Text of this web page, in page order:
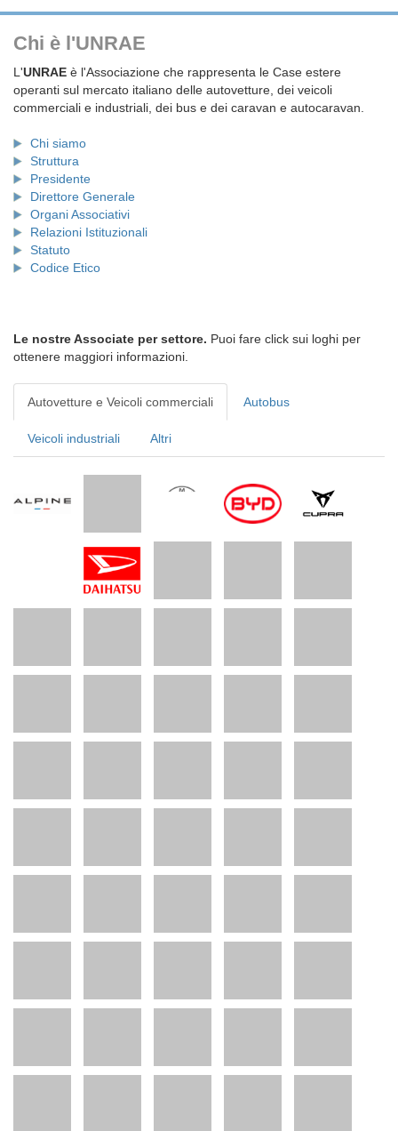
Chi è l'UNRAE
L'UNRAE è l'Associazione che rappresenta le Case estere
operanti sul mercato italiano delle autovetture, dei veicoli
commerciali e industriali, dei bus e dei caravan e autocaravan.
Chi siamo
Struttura
Presidente
Direttore Generale
Organi Associativi
Relazioni Istituzionali
Statuto
Codice Etico
Le nostre Associate per settore. Puoi fare click sui loghi per
ottenere maggiori informazioni.
Autovetture e Veicoli commerciali Autobus
Veicoli industriali Altri